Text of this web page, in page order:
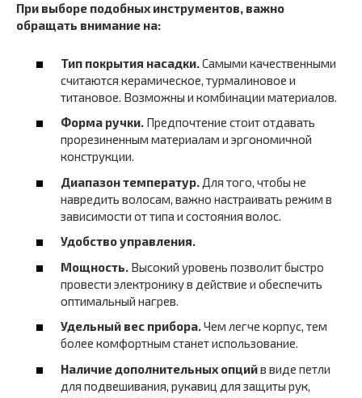
При выборе подобных инструментов, важно
обращать внимание на:
Тип покрытия насадки.Самыми качественными
считаются керамическое, турмалиновое и
титановое. Возможны и комбинации материалов.
Форма ручки. Предпочтение стоит отдавать
прорезиненным материалам и эргономичной
конструкции.
Диапазон температур. Для того, чтобы не
навредить волосам, важно настраивать режим в
зависимости от типа и состояния волос.
Удобство управления.
Мощность. Высокий уровень позволит быстро
провести электронику в действие и обеспечить
оптимальный нагрев.
Удельный вес прибора.Чем легче корпус, тем
более комфортным станет использование.
Наличие дополнительных опцийв виде петли
для подвешивания, рукавиц для защиты рук,